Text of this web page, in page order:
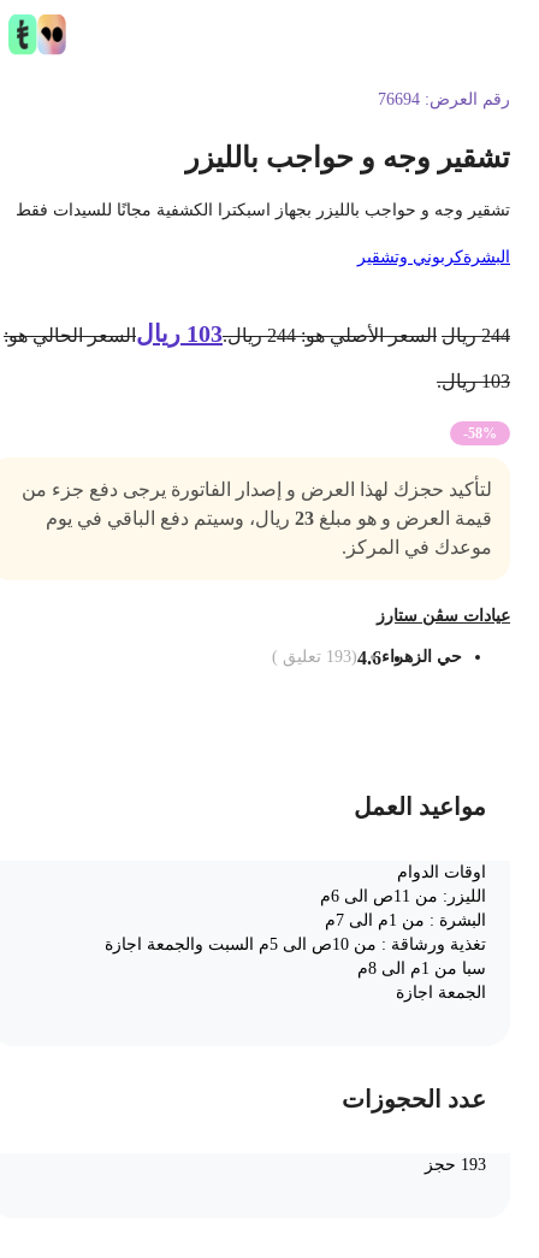
العرض: 76694
وجه و حواجب بالليزر
وجه و حواجب بالليزر بجهاز اسبكترا الكشفية مجانًا للسيدات فقط
كربوني وتشقير
ريال السعر الأصلي هو: 244 ريال. 103 ريال السعر الحالي هو:
-58%
لتأكيد حجزك لهذا العرض و إصدار الفاتورة يرجى دفع جزء من
قيمة العرض و هو مبلغ23ريال، وسيتم دفع الباقي في يوم
موعدك في المركز.
سڤن ستارز
حي الزهراء 4.6
(
193تعليق )
مواعيد العمل
اوقات الدوام
الليزر: من 11ص الى 6م
البشرة : من 1م الى 7م
تغذية ورشاقة : من 10ص الى 5م السبت والجمعة اجازة
سبا من 1م الى 8م
الجمعة اجازة
عدد الحجوزات